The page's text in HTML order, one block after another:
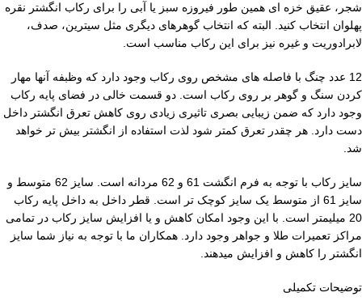
شجر، عقیق خزه ای همین طور فیروزه سبز یا آبی را برای رکاب انگشتر نقره
پهلوان انتخاب کنید. البته که انتخاب گوهرهای دیگری مثل سیترین، صدف،
لابرادوریت و غیره نیز برای این رکاب مناسب است.
12 عدد چنگ با فاصله های مشخص روی رکاب وجود دارد که وظبفه آنها مهار
کردن سنگ و گوهر بر روی رکاب است. دو قسمت خالی در فضای پایه رکاب
وجود دارد که ضمن زیبایی بصری تاثیری زیادی روی کاهش تعرق انگشتر داخل
دست دارد. هر چقدر تعرق کمتر شود لذت استفاده از انگشتر بیش تر خواهد
شد.
سایز رکاب با توجه به فرم انگشت 61 و 62 مردانه است. سایز 62 متوسط و
سایز 61 از متوسط یک سایز کوچک تر است. قطر داخل به داخل پایه رکاب
20 میلیمتر است. با این وجود امکان کاهش و یا افزایش سایز رکاب در تمامی
مراکز تعمیرات طلا و جواهر وجود دارد. همکاران ما با توجه به نیاز شما سایز
انگشتر را کاهش و افزایش میدهند.
توضیحات تکمیلی